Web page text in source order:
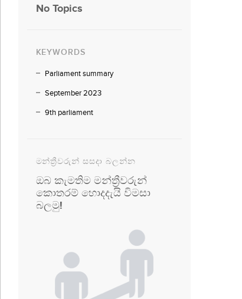
No Topics
KEYWORDS
Parliament summary
September 2023
9th parliament
මන්ත්‍රීවරුන් සසදා බලන්න
ඔබ කැමතිම මන්ත්‍රීවරුන්
කොතරම් හොදදැයි විමසා
බලමු!